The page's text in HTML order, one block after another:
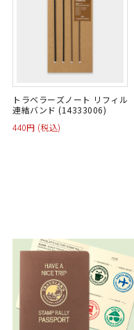
トラベラーズノート リフィル
連結バンド (14333006)
440円 (税込)